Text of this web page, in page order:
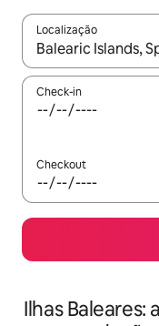
Localização
Quando os
Check-in
Checkout
Ilhas